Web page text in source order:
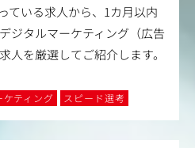
ている求人から、1カ月以内
ジタルマーケティング（広告
人を厳選してご紹介します。
ケティング スピード選考